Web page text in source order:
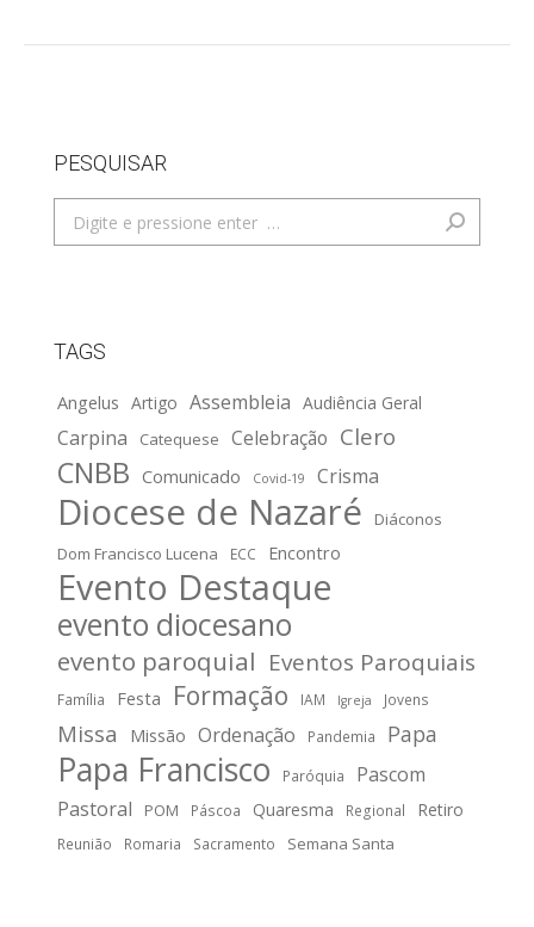
PESQUISAR
Search:
TAGS
Angelus Artigo Assembleia Audiência Geral
Carpina Catequese Celebração Clero
CNBB Comunicado Covid-19 Crisma
Diocese de Nazaré
Diáconos
Dom Francisco Lucena
ECC Encontro
Evento Destaque
evento diocesano
evento paroquial Eventos Paroquiais
Família Festa Formação IAM Igreja Jovens
Missa Missão Ordenação Pandemia Papa
Papa Francisco Paróquia
Pascom
Pastoral
POM Páscoa Quaresma Regional Retiro
Reunião Romaria Sacramento Semana Santa